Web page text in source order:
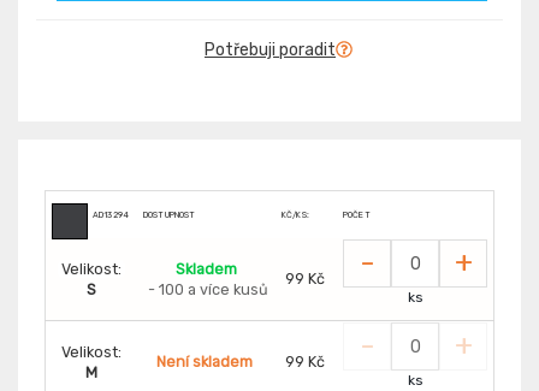
Potřebuji poradit
AD13294 DOSTUPNOST KČ/KS: POČET
Velikost:
S
Skladem
- 100 a více kusů
99 Kč - +
ks
Velikost:
M
Není skladem 99 Kč - +
ks